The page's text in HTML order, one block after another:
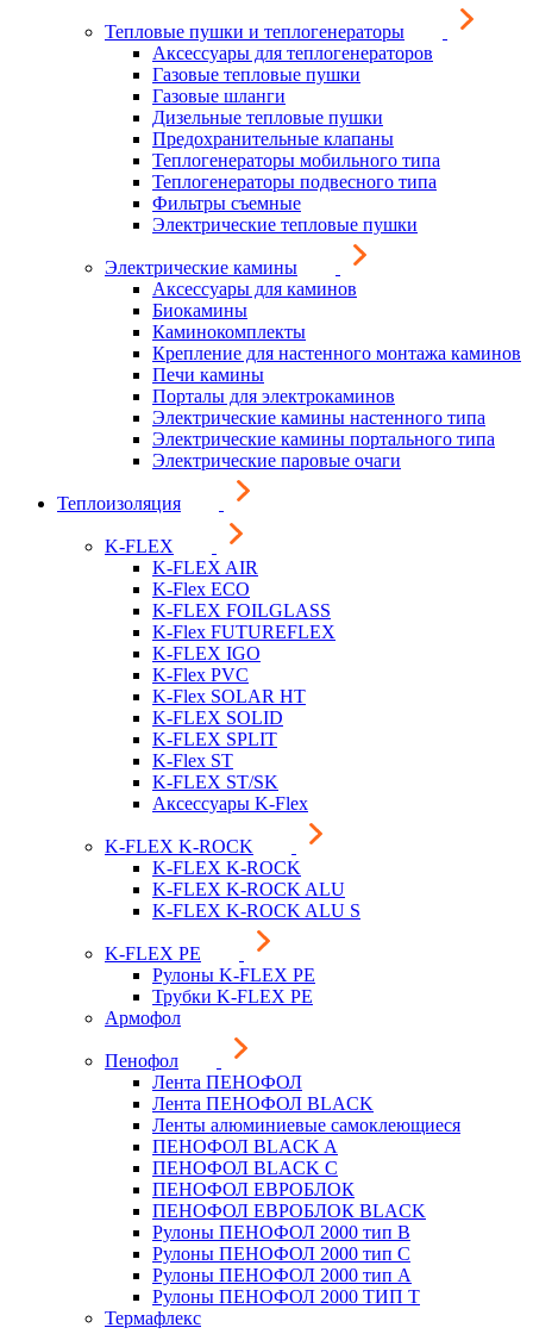
Тепловые пушки и теплогенераторы
Аксессуары для теплогенераторов
Газовые тепловые пушки
Газовые шланги
Дизельные тепловые пушки
Предохранительные клапаны
Теплогенераторы мобильного типа
Теплогенераторы подвесного типа
Фильтры съемные
Электрические тепловые пушки
Электрические камины
Аксессуары для каминов
Биокамины
Каминокомплекты
Крепление для настенного монтажа каминов
Печи камины
Порталы для электрокаминов
Электрические камины настенного типа
Электрические камины портального типа
Электрические паровые очаги
Теплоизоляция
K-FLEX
K-FLEX AIR
K-Flex ECO
K-FLEX FOILGLASS
K-Flex FUTUREFLEX
K-FLEX IGO
K-Flex PVC
K-Flex SOLAR HT
K-FLEX SOLID
K-FLEX SPLIT
K-Flex ST
K-FLEX ST/SK
Аксессуары K-Flex
K-FLEX K-ROCK
K-FLEX K-ROCK
K-FLEX K-ROCK ALU
K-FLEX K-ROCK ALU S
K-FLEX PE
Рулоны K-FLEX PE
Трубки K-FLEX PE
Армофол
Пенофол
Лента ПЕНОФОЛ
Лента ПЕНОФОЛ BLACK
Ленты алюминиевые самоклеющиеся
ПЕНОФОЛ BLACK A
ПЕНОФОЛ BLACK С
ПЕНОФОЛ ЕВРОБЛОК
ПЕНОФОЛ ЕВРОБЛОК BLACK
Рулоны ПЕНОФОЛ 2000 тип B
Рулоны ПЕНОФОЛ 2000 тип C
Рулоны ПЕНОФОЛ 2000 тип А
Рулоны ПЕНОФОЛ 2000 ТИП Т
Термафлекс